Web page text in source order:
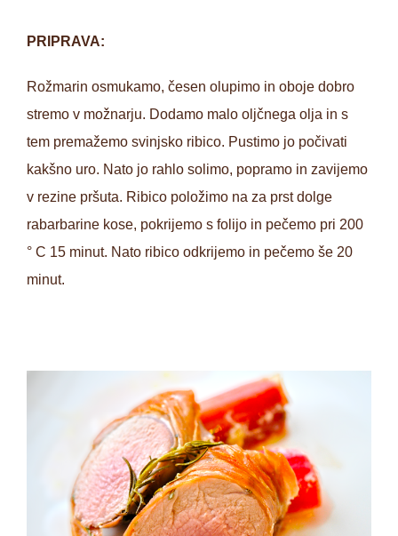
PRIPRAVA:
Rožmarin osmukamo, česen olupimo in oboje dobro
stremo v možnarju. Dodamo malo oljčnega olja in s
tem premažemo svinjsko ribico. Pustimo jo počivati
kakšno uro. Nato jo rahlo solimo, popramo in zavijemo
v rezine pršuta. Ribico položimo na za prst dolge
rabarbarine kose, pokrijemo s folijo in pečemo pri 200
° C 15 minut. Nato ribico odkrijemo in pečemo še 20
minut.